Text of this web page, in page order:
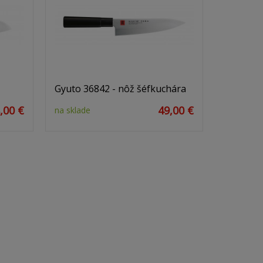
€
Gyuto 36842 - nôž šéfkuchára
na sklade 49,00 €